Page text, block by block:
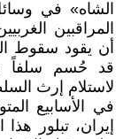
الشاه» في
المراقبين
أن يقود سقوط
قد حُسم سلفاً
لاستلام إرث
في الأسابيع
إيران، تبلور هذا